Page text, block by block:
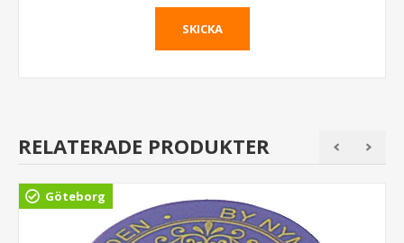
RELATERADE PRODUKTER
Göteborg